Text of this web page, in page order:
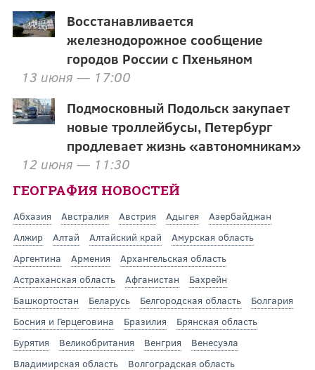
Восстанавливается
железнодорожное сообщение
городов России с Пхеньяном
13 июня — 17:00
Подмосковный Подольск закупает
новые троллейбусы, Петербург
продлевает жизнь «автономникам»
12 июня — 11:30
ГЕОГРАФИЯ НОВОСТЕЙ
Абхазия Австралия Австрия Адыгея
Азербайджан
Алжир
Алтай Алтайский край
Амурская область
Аргентина
Армения
Архангельская область
Астраханская область
Афганистан
Бахрейн
Башкортостан
Беларусь Белгородская область
Болгария
Босния и Герцеговина
Бразилия
Брянская область
Бурятия
Великобритания Венгрия
Венесуэла
Владимирская область
Волгоградская область